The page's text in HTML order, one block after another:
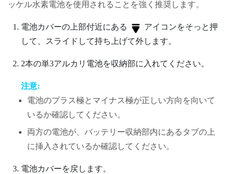
ッケル水素電池を使用されることを強く推奨します。
電池カバーの上部付近にある
アイコンをそっと押
して、スライドして持ち上げて外します。
2本の単3アルカリ電池を収納部に入れてください。
注意:
電池のプラス極とマイナス極が正しい方向を向いて
いるか確認してください。
両方の電池が、バッテリー収納部内にあるタブの上
に挿入されているか確認してください。
電池カバーを戻します。